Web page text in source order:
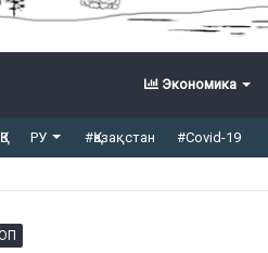
Экономика
ҚЗ РУ #Қазақстан #Covid-19